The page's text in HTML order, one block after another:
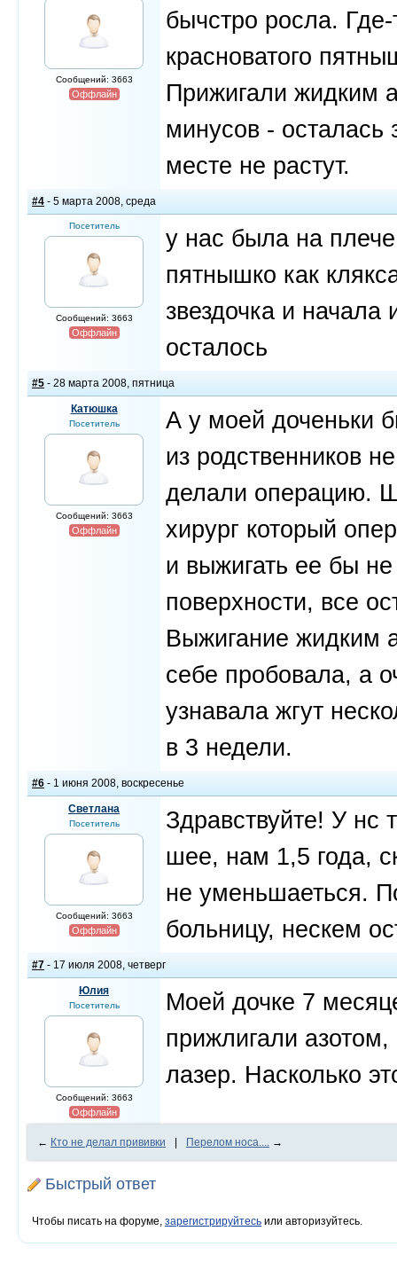
Сообщений: 3663
Оффлайн
бычстро росла.
красноватого
Прижигали жидким
минусов - осталась
месте не растут.
#4 - 5 марта 2008, среда
Посетитель
Сообщений: 3663
Оффлайн
у нас была на
пятнышко как
звездочка и начала
осталось
#5 - 28 марта 2008, пятница
Катюшка
Посетитель
Сообщений: 3663
Оффлайн
А у моей доченьки
из родственников
делали операцию.
хирург который
и выжигать ее бы
поверхности, все
Выжигание жидким
себе пробовала, а
узнавала жгут
в 3 недели.
#6 - 1 июня 2008, воскресенье
Светлана
Посетитель
Сообщений: 3663
Оффлайн
Здравствуйте! У нс
шее, нам 1,5 года,
не уменьшаеться.
больницу, нескем
#7 - 17 июля 2008, четверг
Юлия
Посетитель
Сообщений: 3663
Оффлайн
Моей дочке 7
прижлигали
лазер. Насколько
← Кто не делал прививки Перелом носа.... →
Быстрый ответ
Чтобы писать на форуме, зарегистрируйтесь или авторизуйтесь.